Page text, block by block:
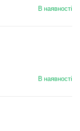
В наявності
В наявності